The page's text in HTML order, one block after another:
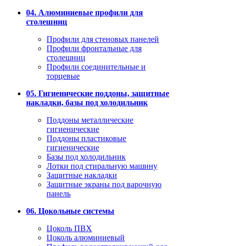
04. Алюминиевые профили для
столешниц
Профили для стеновых панелей
Профили фронтальные для
столешниц
Профили соединительные и
торцевые
05. Гигиенические поддоны, защитные
накладки, базы под холодильник
Поддоны металлические
гигиенические
Поддоны пластиковые
гигиенические
Базы под холодильник
Лотки под стиральную машину
Защитные накладки
Защитные экраны под варочную
панель
06. Цокольные системы
Цоколь ПВХ
Цоколь алюминиевый